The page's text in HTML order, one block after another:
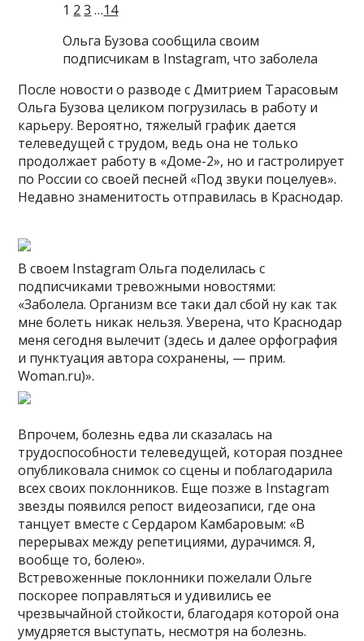
1 2 3 …14
Ольга Бузова сообщила своим
подписчикам в Instagram, что заболела
После новости о разводе с Дмитрием Тарасовым
Ольга Бузова целиком погрузилась в работу и
карьеру. Вероятно, тяжелый график дается
телеведущей с трудом, ведь она не только
продолжает работу в «Доме-2», но и гастролирует
по России со своей песней «Под звуки поцелуев».
Недавно знаменитость отправилась в Краснодар.
В своем Instagram Ольга поделилась с
подписчиками тревожными новостями:
«Заболела. Организм все таки дал сбой ну как так
мне болеть никак нельзя. Уверена, что Краснодар
меня сегодня вылечит (здесь и далее орфография
и пунктуация автора сохранены, — прим.
Woman.ru)».
Впрочем, болезнь едва ли сказалась на
трудоспособности телеведущей, которая позднее
опубликовала снимок со сцены и поблагодарила
всех своих поклонников. Еще позже в Instagram
звезды появился репост видеозаписи, где она
танцует вместе с Сердаром Камбаровым: «В
перерывах между репетициями, дурачимся. Я,
вообще то, болею».
Встревоженные поклонники пожелали Ольге
поскорее поправляться и удивились ее
чрезвычайной стойкости, благодаря которой она
умудряется выступать, несмотря на болезнь.